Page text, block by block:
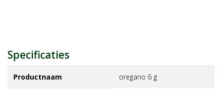
Specificaties
Productnaam oregano 6 g